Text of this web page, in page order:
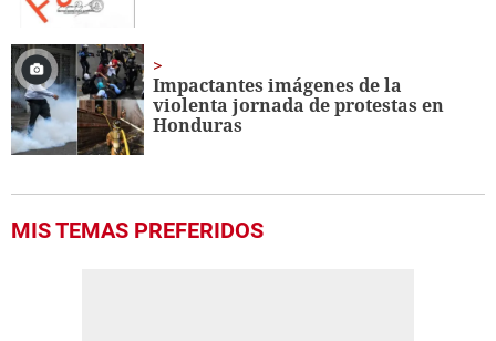
Impactantes imágenes de la
violenta jornada de protestas en
Honduras
MIS TEMAS PREFERIDOS